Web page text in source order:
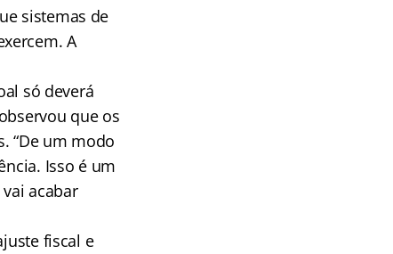
sistemas de
A
só deverá
que os
“De um modo
Isso é um
acabar
fiscal e